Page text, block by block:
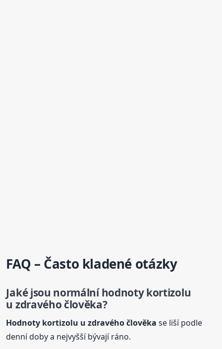
FAQ – Často kladené otázky
Jaké jsou normální hodnotykortizolu
u zdravého člověka?
Hodnoty kortizolu u zdravého člověka se liší podle
denní doby a nejvyšší bývají ráno.